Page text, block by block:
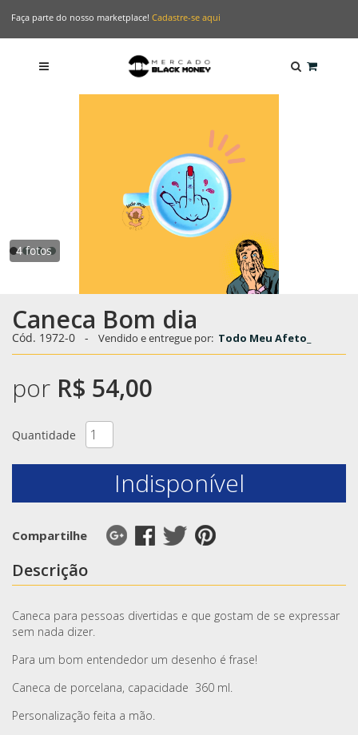
Faça parte do nosso marketplace! Cadastre-se aqui
4 fotos
Caneca Bom dia
Cód. 1972-0 - Vendido e entregue por: Todo Meu Afeto_
por R$ 54,00
Quantidade
Indisponível
Compartilhe
Descrição
Caneca para pessoas divertidas e que gostam de se expressar
sem nada dizer.
Para um bom entendedor um desenho é frase!
Caneca de porcelana, capacidade 360 ml.
Personalização feita a mão.